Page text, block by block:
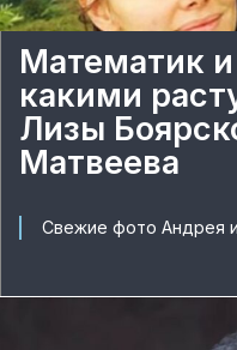
Математик и
какими
Лизы
Матвеева
Свежие фото Андрея